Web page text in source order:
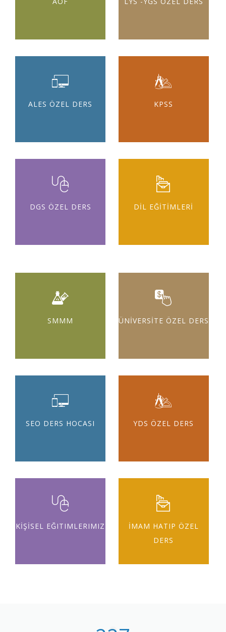
ALES ÖZEL DERS KPSS
DGS ÖZEL DERS DİL EĞİTİMLERİ
SMMM ÜNİVERSİTE ÖZEL DERS
SEO DERS HOCASI YDS ÖZEL DERS
KİŞİSEL EĞITIMLERIMIZ
İMAM HATIP ÖZEL
DERS